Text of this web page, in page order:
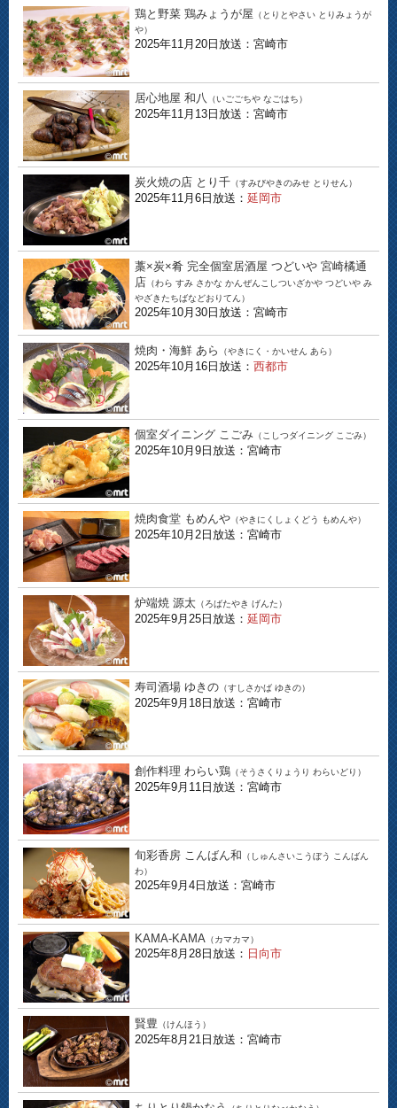
鶏と野菜 鶏みょうが屋 （とりとやさい とりみょうが
や）
2025年11月20日放送：宮崎市
居心地屋 和八 （いごごちや なごはち）
2025年11月13日放送：宮崎市
炭火焼の店 とり千 （すみびやきのみせ とりせん）
2025年11月6日放送： 延岡市
藁×炭×肴 完全個室居酒屋 つどいや 宮崎橘通
店 （わら すみ さかな かんぜんこしついざかや つどいや み
やざきたちばなどおりてん）
2025年10月30日放送：宮崎市
焼肉・海鮮 あら （やきにく・かいせん あら）
2025年10月16日放送： 西都市
個室ダイニング こごみ （こしつダイニング こごみ）
2025年10月9日放送：宮崎市
焼肉食堂 もめんや （やきにくしょくどう もめんや）
2025年10月2日放送：宮崎市
炉端焼 源太 （ろばたやき げんた）
2025年9月25日放送： 延岡市
寿司酒場 ゆきの （すしさかば ゆきの）
2025年9月18日放送：宮崎市
創作料理 わらい鶏 （そうさくりょうり わらいどり）
2025年9月11日放送：宮崎市
旬彩香房 こんばん和 （しゅんさいこうぼう こんばん
わ）
2025年9月4日放送：宮崎市
KAMA-KAMA （カマカマ）
2025年8月28日放送： 日向市
賢豊 （けんほう）
2025年8月21日放送：宮崎市